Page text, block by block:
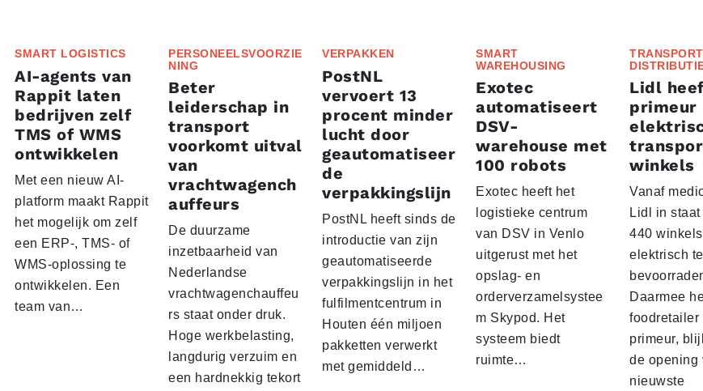
SMART LOGISTICS
AI-agents van
Rappit laten
bedrijven zelf
TMS of WMS
ontwikkelen
Met een nieuw AI-
platform maakt Rappit
het mogelijk om zelf
een ERP-, TMS- of
WMS-oplossing te
ontwikkelen. Een
team van…
PERSONEELSVOORZIE
NING
Beter
leiderschap in
transport
voorkomt uitval
van
vrachtwagench
auffeurs
De duurzame
inzetbaarheid van
Nederlandse
vrachtwagenchauffeu
rs staat onder druk.
Hoge werkbelasting,
langdurig verzuim en
een hardnekkig tekort
VERPAKKEN
PostNL
vervoert 13
procent minder
lucht door
geautomatiseer
de
verpakkingslijn
PostNL heeft sinds de
introductie van zijn
geautomatiseerde
verpakkingslijn in het
fulfilmentcentrum in
Houten één miljoen
pakketten verwerkt
met gemiddeld…
SMART
WAREHOUSING
Exotec
automatiseert
DSV-
warehouse met
100 robots
Exotec heeft het
logistieke centrum
van DSV in Venlo
uitgerust met het
opslag- en
orderverzamelsystee
m Skypod. Het
systeem biedt
ruimte…
Lidl
primeur
winkels
Vanaf
Lidl in
440 winkels
elektrisch te
Daarmee
foodretailer
primeur,
de opening
nieuwste